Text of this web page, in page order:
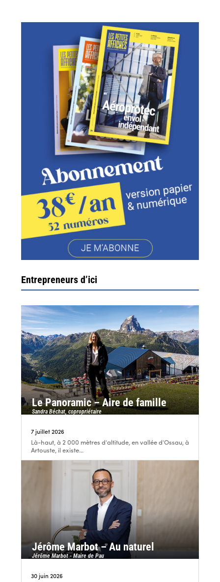
Entrepreneurs d’ici
Le Panoramic – Aire de famille
Sandra Béchat, copropriétaire
7 juillet 2026
Là-haut, à 2 000 mètres d’altitude, en vallée d’Ossau, à
Artouste, il existe...
Jérôme Marbot – Au naturel
Jérôme Marbot - Maire de Pau
30 juin 2026